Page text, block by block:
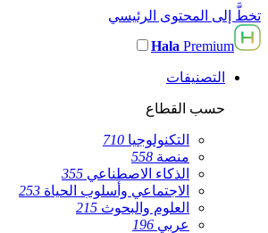
تخطَّ إلى المحتوى الرئيسي
Hala Premium
التصنيفات
حسب القطاع
التكنولوجيا 710
منصة 558
الذكاء الاصطناعي 355
الاجتماعي وأسلوب الحياة 253
العلوم والبحوث 215
عربي 196